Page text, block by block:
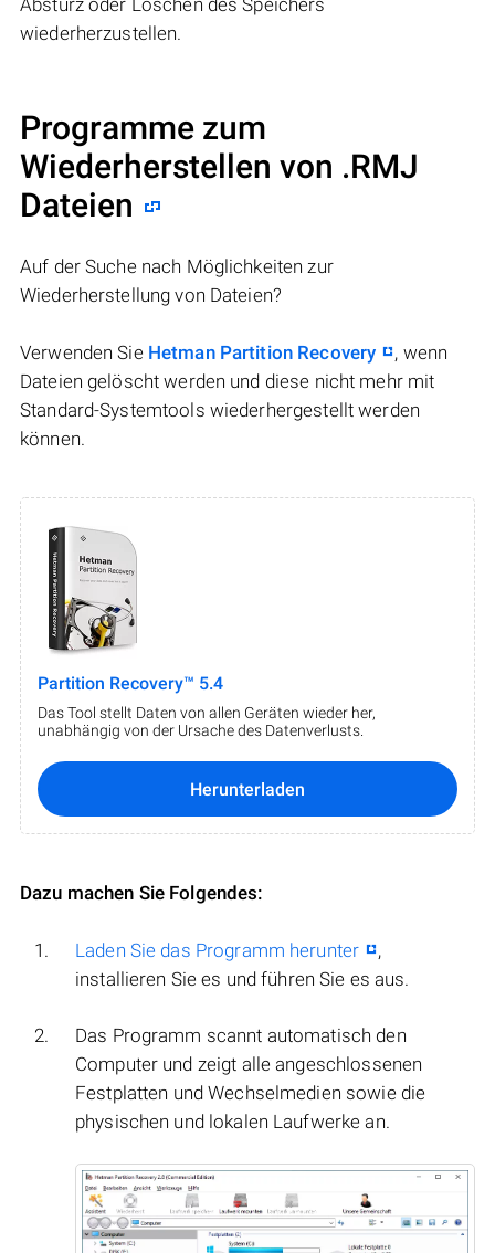
Absturz oder Löschen des Speichers
wiederherzustellen.
Programme zum
Wiederherstellen von .RMJ
Dateien
Auf der Suche nach Möglichkeiten zur
Wiederherstellung von Dateien?
Verwenden Sie Hetman Partition Recovery
, wenn
Dateien gelöscht werden und diese nicht mehr mit
Standard-Systemtools wiederhergestellt werden
können.
Partition Recovery™ 5.4
Das Tool stellt Daten von allen Geräten wieder her,
unabhängig von der Ursache des Datenverlusts.
Herunterladen
Dazu machen Sie Folgendes:
Laden Sie das Programm herunter
,
installieren Sie es und führen Sie es aus.
Das Programm scannt automatisch den
Computer und zeigt alle angeschlossenen
Festplatten und Wechselmedien sowie die
physischen und lokalen Laufwerke an.